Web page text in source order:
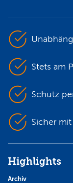
Stets am
Schutz
Sicher mit
Highlights
Archiv